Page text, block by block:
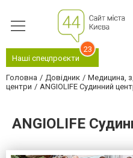
Наші спецпроєкти
23
Головна Довідник Медицина,
центри
ANGIOLIFE Судинний
ANGIOLIFE